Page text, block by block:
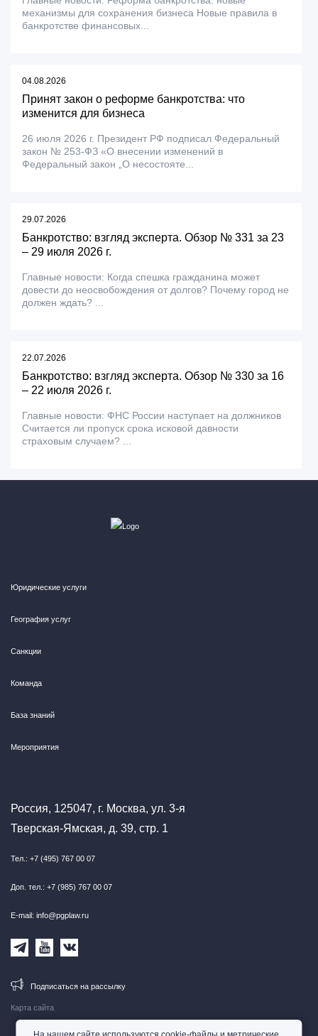
механизмы для сохранения бизнеса Новые правила в
банкротстве финансовых...
04.08.2026
Принят закон о реформе банкротства: что
изменится для бизнеса
26 июля 2026 г. Президент РФ подписал Федеральный
закон № 253-ФЗ «О внесении изменений в
Федеральный закон „О несостояте...
29.07.2026
Банкротство: взгляд эксперта. Обзор № 331 за 23
– 29 июля 2026 г.
Главные новости: Когда спешка гражданина может
довести до неосвобождения от долгов? Почему город не
должен ждать? ...
22.07.2026
Банкротство: взгляд эксперта. Обзор № 330 за 16
– 22 июля 2026 г.
Главные новости: ФНС России наступает на должников
Считается ли пропуск срока исковой давности
страховым случаем? ...
Карта сайта
Юридические услуги
География услуг
Санкции
Команда
База знаний
Мероприятия
Россия, 125047, г. Москва, ул. 3-я
Тверская-Ямская, д. 39, стр. 1
Тел.: +7 (495) 767 00 07
Доп. тел.: +7 (985) 767 00 07
E-mail: info@pgplaw.ru
Подписаться на рассылку